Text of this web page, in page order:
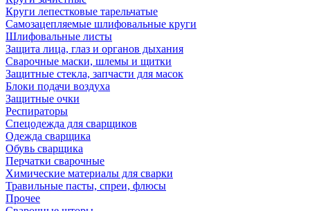
Круги лепестковые тарельчатые
Самозацепляемые шлифовальные круги
Шлифовальные листы
Защита лица, глаз и органов дыхания
Сварочные маски, шлемы и щитки
Защитные стекла, запчасти для масок
Блоки подачи воздуха
Защитные очки
Респираторы
Спецодежда для сварщиков
Одежда сварщика
Обувь сварщика
Перчатки сварочные
Химические материалы для сварки
Травильные пасты, спреи, флюсы
Прочее